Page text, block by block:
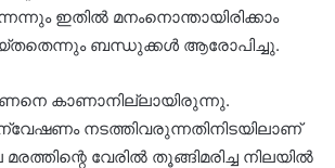
ഇതില്‍ മനംനൊന്തായിരിക്കാം
ബന്ധുക്കള്‍ ആരോപിച്ചു.
കാണാനില്ലായിരുന്നു.
നടത്തിവരുന്നതിനിടയിലാണ്
വേരില്‍ തൂങ്ങിമരിച്ച നിലയില്‍